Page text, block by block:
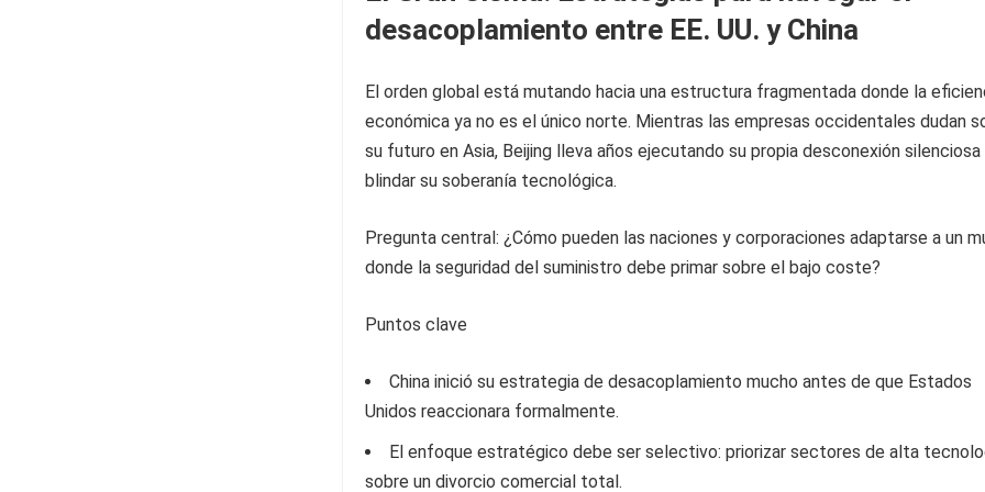
desacoplamiento entre EE. UU. y China
El orden global está mutando hacia una estructura fragmentada donde la
económica ya no es el único norte. Mientras las empresas occidentales dudan
su futuro en Asia, Beijing lleva años ejecutando su propia desconexión silenciosa
blindar su soberanía tecnológica.
Pregunta central: ¿Cómo pueden las naciones y corporaciones adaptarse a un
donde la seguridad del suministro debe primar sobre el bajo coste?
Puntos clave
China inició su estrategia de desacoplamiento mucho antes de que Estados
Unidos reaccionara formalmente.
El enfoque estratégico debe ser selectivo: priorizar sectores de alta
sobre un divorcio comercial total.